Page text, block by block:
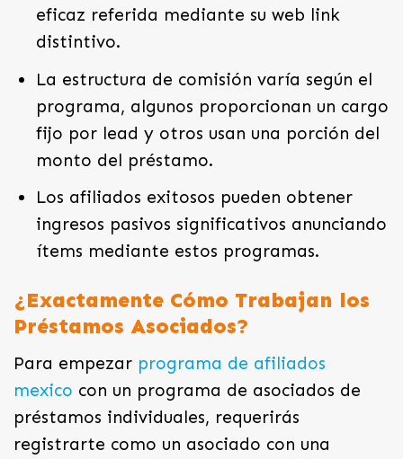
eficaz referida mediante su web link
distintivo.
La estructura de comisión varía según el
programa, algunos proporcionan un cargo
fijo por lead y otros usan una porción del
monto del préstamo.
Los afiliados exitosos pueden obtener
ingresos pasivos significativos anunciando
ítems mediante estos programas.
¿Exactamente Cómo Trabajan los
Préstamos Asociados?
Para empezar programa de afiliados
mexico con un programa de asociados de
préstamos individuales, requerirás
registrarte como un asociado con una